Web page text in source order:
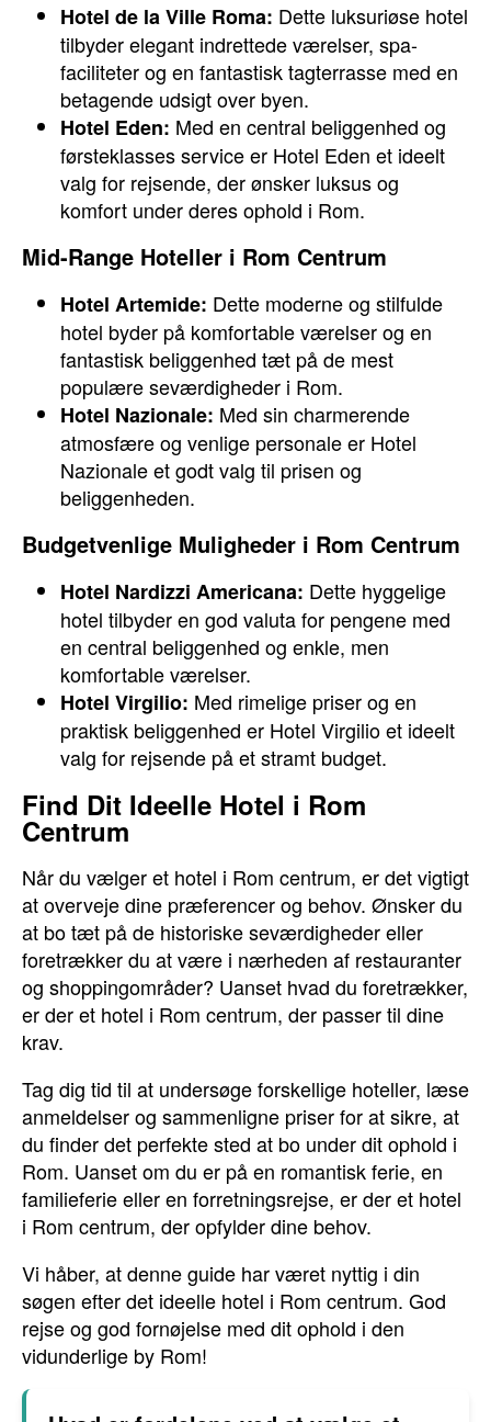
Hotel de la Ville Roma: Dette luksuriøse hotel
tilbyder elegant indrettede værelser, spa-
faciliteter og en fantastisk tagterrasse med en
betagende udsigt over byen.
Hotel Eden: Med en central beliggenhed og
førsteklasses service er Hotel Eden et ideelt
valg for rejsende, der ønsker luksus og
komfort under deres ophold i Rom.
Mid-Range Hoteller i Rom Centrum
Hotel Artemide: Dette moderne og stilfulde
hotel byder på komfortable værelser og en
fantastisk beliggenhed tæt på de mest
populære seværdigheder i Rom.
Hotel Nazionale: Med sin charmerende
atmosfære og venlige personale er Hotel
Nazionale et godt valg til prisen og
beliggenheden.
Budgetvenlige Muligheder i Rom Centrum
Hotel Nardizzi Americana: Dette hyggelige
hotel tilbyder en god valuta for pengene med
en central beliggenhed og enkle, men
komfortable værelser.
Hotel Virgilio: Med rimelige priser og en
praktisk beliggenhed er Hotel Virgilio et ideelt
valg for rejsende på et stramt budget.
Find Dit Ideelle Hotel i Rom
Centrum
Når du vælger et hotel i Rom centrum, er det vigtigt
at overveje dine præferencer og behov. Ønsker du
at bo tæt på de historiske seværdigheder eller
foretrækker du at være i nærheden af restauranter
og shoppingområder? Uanset hvad du foretrækker,
er der et hotel i Rom centrum, der passer til dine
krav.
Tag dig tid til at undersøge forskellige hoteller, læse
anmeldelser og sammenligne priser for at sikre, at
du finder det perfekte sted at bo under dit ophold i
Rom. Uanset om du er på en romantisk ferie, en
familieferie eller en forretningsrejse, er der et hotel
i Rom centrum, der opfylder dine behov.
Vi håber, at denne guide har været nyttig i din
søgen efter det ideelle hotel i Rom centrum. God
rejse og god fornøjelse med dit ophold i den
vidunderlige by Rom!